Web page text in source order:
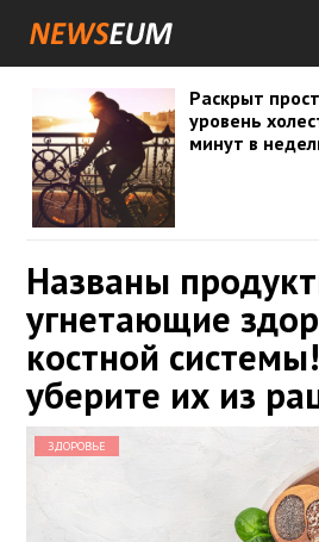
Раскрыт
уровень
минут в
Названы
угнетающие
костной
уберите их из
ЗДОРОВЬЕ